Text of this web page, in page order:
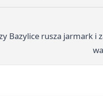
Bazylice rusza jarmark i